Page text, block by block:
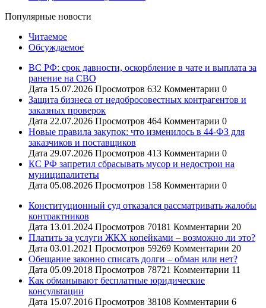
Популярные новости
Читаемое
Обсуждаемое
ВС РФ: срок давности, оскорбление в чате и выплата за
ранение на СВО
Дата 15.07.2026 Просмотров 632 Комментарии 0
Защита бизнеса от недобросовестных контрагентов и
заказных проверок
Дата 22.07.2026 Просмотров 464 Комментарии 0
Новые правила закупок: что изменилось в 44-ФЗ для
заказчиков и поставщиков
Дата 29.07.2026 Просмотров 413 Комментарии 0
КС РФ запретил сбрасывать мусор и недострои на
муниципалитеты
Дата 05.08.2026 Просмотров 158 Комментарии 0
Конституционный суд отказался рассматривать жалобы
контрактников
Дата 13.01.2024 Просмотров 70181 Комментарии 20
Платить за услуги ЖКХ копейками – возможно ли это?
Дата 03.01.2021 Просмотров 59269 Комментарии 20
Обещание законно списать долги – обман или нет?
Дата 05.09.2018 Просмотров 78721 Комментарии 11
Как обманывают бесплатные юридические
консультации
Дата 15.07.2016 Просмотров 38108 Комментарии 6